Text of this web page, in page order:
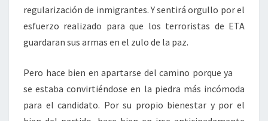
regularización de inmigrantes. Y sentirá orgullo por el
esfuerzo realizado para que los terroristas de ETA
guardaran sus armas en el zulo de la paz.
Pero hace bien en apartarse del camino porque ya
se estaba convirtiéndose en la piedra más incómoda
para el candidato. Por su propio bienestar y por el